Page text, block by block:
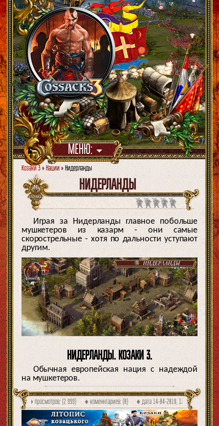
МЕНЮ:
Козаки 3»Нации» Нидерланды
НИДЕРЛАНДЫ
Играя за Нидерланды главное побольше
мушкетеров из казарм - они самые
скорострельные - хотя по дальности уступают
другим.
НИДЕРЛАНДЫ. КОЗАКИ 3.
Обычная европейская нация с надеждой
на мушкетеров.
♦ просмотров: (2 999) ♦ коменнтариев: (0) ♦ дата14-04-2018, 13:10